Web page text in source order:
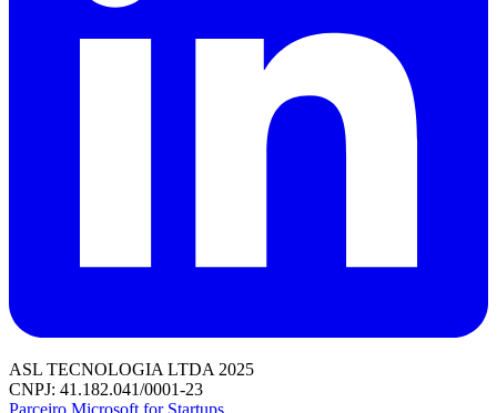
ASL TECNOLOGIA LTDA 2025
CNPJ: 41.182.041/0001-23